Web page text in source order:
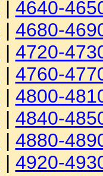
| 4640-
| 4680-
| 4720-
| 4760-
| 4800-
| 4840-
| 4880-
| 4920-